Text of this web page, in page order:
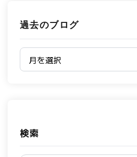
過去のブログ
過去のブログ
検索